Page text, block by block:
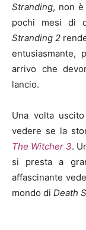
Stranding, non
pochi mesi di
Stranding 2
arrivo che
lancio.
Una volta uscito
vedere se la
The Witcher 3.
si presta a
affascinante
mondo di Death